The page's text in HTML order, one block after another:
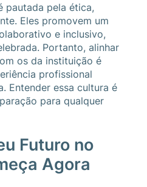
pautada pela ética,
Eles promovem um
e inclusivo,
Portanto, alinhar
os da instituição é
profissional
Entender essa cultura é
para qualquer
Futuro no
Agora